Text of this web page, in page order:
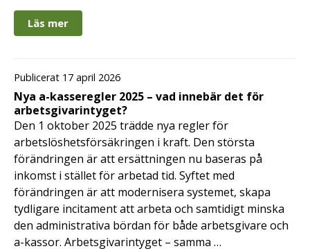
Läs mer
Publicerat 17 april 2026
Nya a-kasseregler 2025 – vad innebär det för
arbetsgivarintyget?
Den 1 oktober 2025 trädde nya regler för
arbetslöshetsförsäkringen i kraft. Den största
förändringen är att ersättningen nu baseras på
inkomst i stället för arbetad tid. Syftet med
förändringen är att modernisera systemet, skapa
tydligare incitament att arbeta och samtidigt minska
den administrativa bördan för både arbetsgivare och
a-kassor. Arbetsgivarintyget – samma …